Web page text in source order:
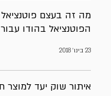
מה זה בעצם
הפוטנציאל בהודו
23 בינו׳ 2018
איתור שוק יעד למוצר